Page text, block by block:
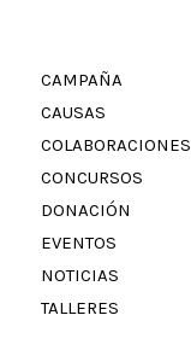
CAMPAÑA
CAUSAS
COLABORACIONES
CONCURSOS
DONACIÓN
EVENTOS
NOTICIAS
TALLERES